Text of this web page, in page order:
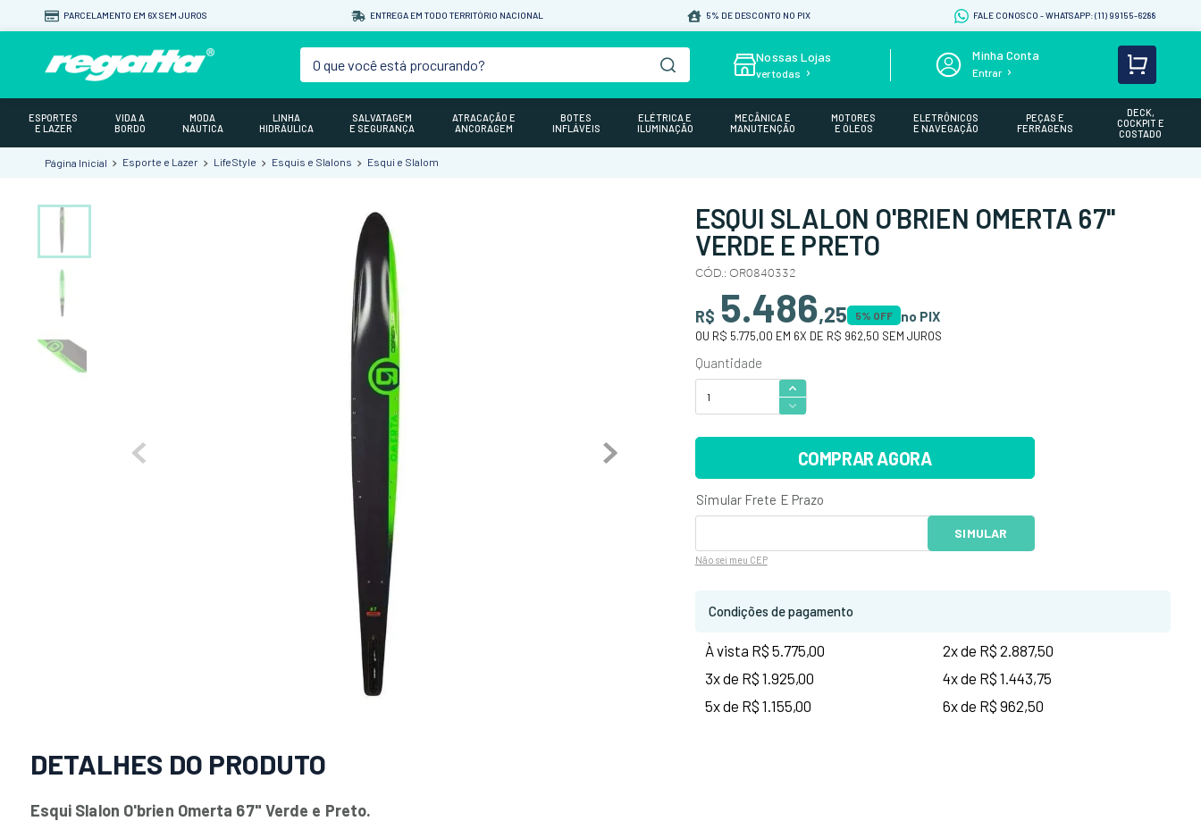
PARCELAMENTO EM 6X SEM JUROS ENTREGA EM TODO TERRITÓRIO NACIONAL 5% DE DESCONTO NO PIX FALE CONOSCO - WHATSAPP: (11) 99155-6288
O que você está procurando? Nossas Lojas
ver todas Entrar
ESPORTES
E LAZER
VIDA A
BORDO
MODA
NÁUTICA
LINHA
HIDRÁULICA
SALVATAGEM
E SEGURANÇA
ATRACAÇÃO E
ANCORAGEM
BOTES
INFLÁVEIS
ELÉTRICA E
ILUMINAÇÃO
MECÂNICA E
MANUTENÇÃO
MOTORES
E ÓLEOS
ELETRÔNICOS
E NAVEGAÇÃO
PEÇAS E
FERRAGENS
DECK,
COCKPIT E
COSTADO
Esporte e Lazer LifeStyle Esquis e Slalons Esqui e Slalom
DETALHES DO PRODUTO
Esqui Slalon O'brien Omerta 67" Verde e Preto.
ESQUI SLALON O'BRIEN OMERTA 67"
VERDE E PRETO
CÓD.: OR0840332
R$ 5.486,25 5% OFF no PIX
OU R$ 5.775,00 EM 6X DE R$ 962,50 SEM JUROS
COMPRAR AGORA
Não sei meu CEP
Condições de pagamento
À vista R$ 5.775,00
2x de R$ 2.887,50
3x de R$ 1.925,00
4x de R$ 1.443,75
5x de R$ 1.155,00
6x de R$ 962,50